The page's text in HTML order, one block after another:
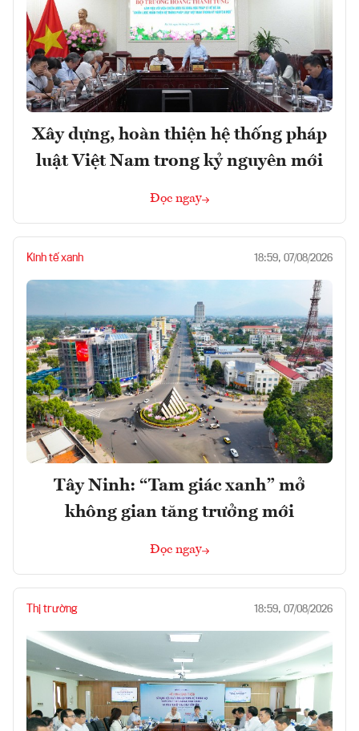
Xây dựng, hoàn thiện hệ thống pháp
luật Việt Nam trong kỷ nguyên mới
Đọc ngay
Kinh tế xanh 18:59, 07/08/2026
Tây Ninh: “Tam giác xanh” mở
không gian tăng trưởng mới
Đọc ngay
Thị trường 18:59, 07/08/2026